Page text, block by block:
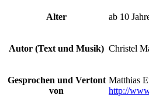
Alter ab 10
Autor (Text und Musik) Christel
Gesprochen und Vertont
von
Matthias
http://